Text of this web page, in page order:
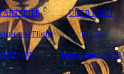
ÜBER MICH
und Flüche Rituale
Impressum u. AGB